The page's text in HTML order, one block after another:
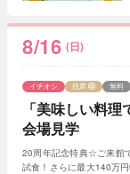
8/16 (日)
「美味しい料
会場見学
イチオシ 残席 無料
20周年記念特典☆ご来館
試食！さらに最大140万